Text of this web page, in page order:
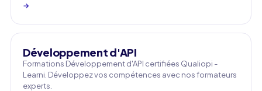
→
Développement d'API
Formations Développement d'API certifiées Qualiopi -
Learni. Développez vos compétences avec nos formateurs
experts.